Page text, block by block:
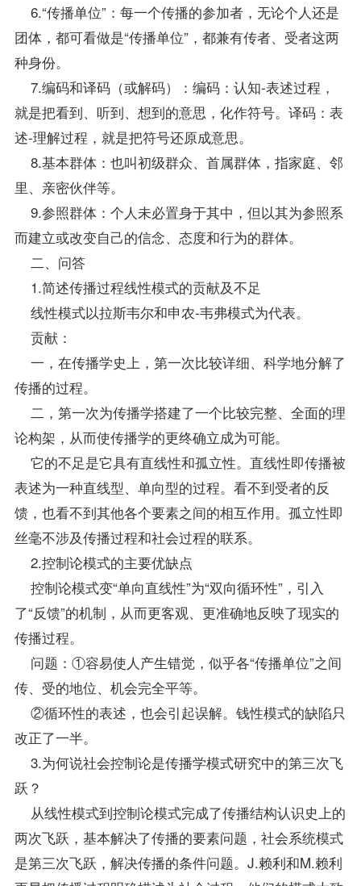
6.“传播单位”：每一个传播的参加者，无论个人还是
团体，都可看做是“传播单位”，都兼有传者、受者这两
种身份。
7.编码和译码（或解码）：编码：认知-表述过程，
就是把看到、听到、想到的意思，化作符号。译码：表
述-理解过程，就是把符号还原成意思。
8.基本群体：也叫初级群众、首属群体，指家庭、邻
里、亲密伙伴等。
9.参照群体：个人未必置身于其中，但以其为参照系
而建立或改变自己的信念、态度和行为的群体。
二、问答
1.简述传播过程线性模式的贡献及不足
线性模式以拉斯韦尔和申农-韦弗模式为代表。
贡献：
一，在传播学史上，第一次比较详细、科学地分解了
传播的过程。
二，第一次为传播学搭建了一个比较完整、全面的理
论构架，从而使传播学的更终确立成为可能。
它的不足是它具有直线性和孤立性。直线性即传播被
表述为一种直线型、单向型的过程。看不到受者的反
馈，也看不到其他各个要素之间的相互作用。孤立性即
丝毫不涉及传播过程和社会过程的联系。
2.控制论模式的主要优缺点
控制论模式变“单向直线性”为“双向循环性”，引入
了“反馈”的机制，从而更客观、更准确地反映了现实的
传播过程。
问题：①容易使人产生错觉，似乎各“传播单位”之间
传、受的地位、机会完全平等。
②循环性的表述，也会引起误解。钱性模式的缺陷只
改正了一半。
3.为何说社会控制论是传播学模式研究中的第三次飞
跃？
从线性模式到控制论模式完成了传播结构认识史上的
两次飞跃，基本解决了传播的要素问题，社会系统模式
是第三次飞跃，解决传播的条件问题。J.赖利和M.赖利